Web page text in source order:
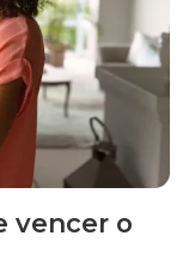
vencer o